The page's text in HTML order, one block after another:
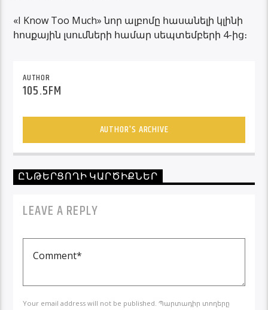
«I Know Too Much» նոր ալբոմը հասանելի կլինի
հոսքային լսումների համար սեպտեմբերի 4-ից։
AUTHOR
105.5FM
AUTHOR'S ARCHIVE
ԸՆԹԵՐՑՈՂԻ ԿԱՐԾԻՔՆԵՐ
LEAVE A REPLY
Your email address will not be published. Պարտադիր տողերը